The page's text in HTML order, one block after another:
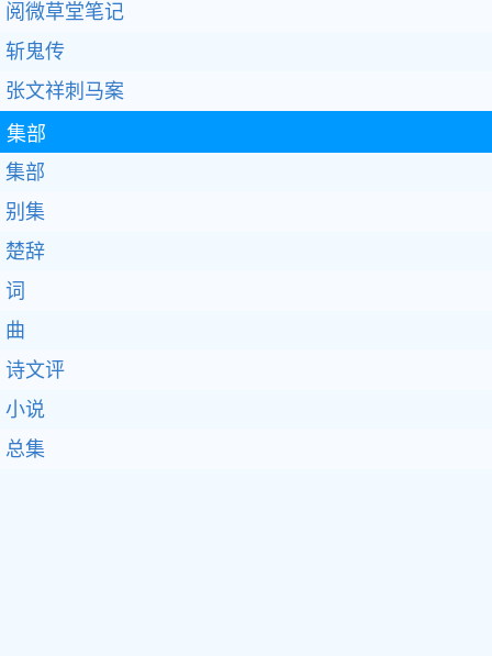
阅微草堂笔记
斩鬼传
张文祥刺马案
集部
集部
别集
楚辞
词
曲
诗文评
小说
总集